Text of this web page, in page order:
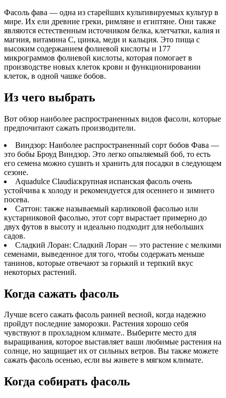
Фасоль фава — одна из старейших культивируемых культур в
мире. Их ели древние греки, римляне и египтяне. Они также
являются естественным источником белка, клетчатки, калия и
магния, витамина С, цинка, меди и кальция. Это пища с
высоким содержанием фолиевой кислоты и 177
микрограммов фолиевой кислоты, которая помогает в
производстве новых клеток крови и функционировании
клеток, в одной чашке бобов.
Из чего выбрать
Вот обзор наиболее распространенных видов фасоли, которые
предпочитают сажать производители.
Виндзор: Наиболее распространенный сорт бобов Фава —
это бобы Броуд Виндзор. Это легко опыляемый боб, то есть
его семена можно сушить и хранить для посадки в следующем
сезоне.
Aquadulce Claudia:крупная испанская фасоль очень
устойчива к холоду и рекомендуется для осеннего и зимнего
посева.
Саттон: также называемый карликовой фасолью или
кустарниковой фасолью, этот сорт вырастает примерно до
двух футов в высоту и идеально подходит для небольших
садов.
Сладкий Лоран: Сладкий Лоран — это растение с мелкими
семенами, выведенное для того, чтобы содержать меньше
танинов, которые отвечают за горький и терпкий вкус
некоторых растений.
Когда сажать фасоль
Лучше всего сажать фасоль ранней весной, когда надежно
пройдут последние заморозки. Растения хорошо себя
чувствуют в прохладном климате.. Выберите место для
выращивания, которое выставляет ваши любимые растения на
солнце, но защищает их от сильных ветров. Вы также можете
сажать фасоль осенью, если вы живете в мягком климате.
Когда собирать фасоль